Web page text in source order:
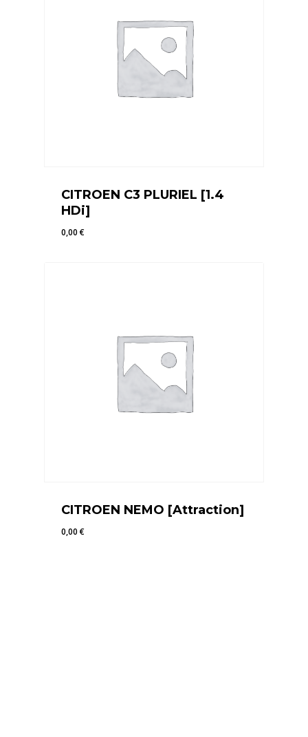
CITROEN C3 PLURIEL [1.4
HDi]
0,00€
CITROEN NEMO [Attraction]
0,00€